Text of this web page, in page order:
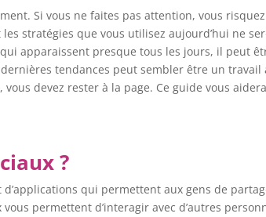
Si vous ne faites pas attention, vous
stratégies que vous utilisez aujourd’hui ne
apparaissent presque tous les jours, il peut
tendances peut sembler être un
devez rester à la page. Ce guide vous
?
qui permettent aux gens de
vous permettent d’interagir avec d’autres